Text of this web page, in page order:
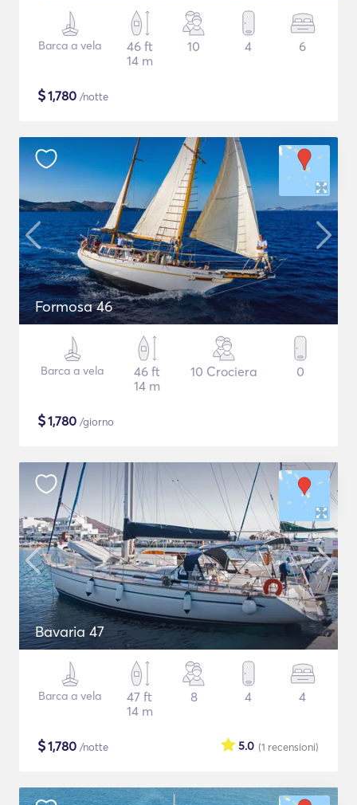
Barca a vela
46 ft
14 m
10 4 6
$1,780 /notte
Formosa 46
Barca a vela
46 ft
14 m
10 Crociera 0
$1,780 /giorno
Bavaria 47
Barca a vela
47 ft
14 m
8 4 4
$1,780 /notte (1 recensioni)
5.0